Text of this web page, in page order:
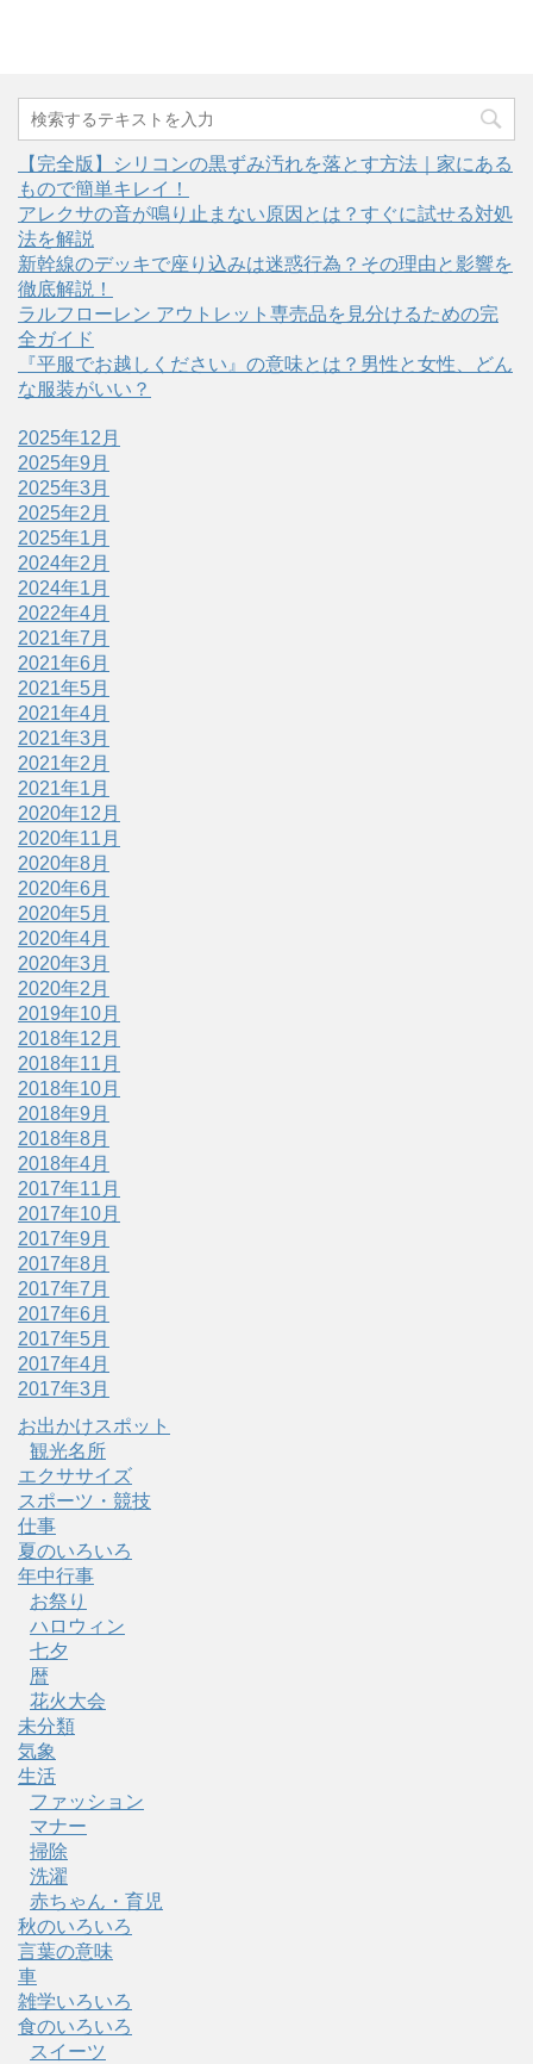
【完全版】シリコンの黒ずみ汚れを落とす方法｜家にある
もので簡単キレイ！
アレクサの音が鳴り止まない原因とは？すぐに試せる対処
法を解説
新幹線のデッキで座り込みは迷惑行為？その理由と影響を
徹底解説！
ラルフローレン アウトレット専売品を見分けるための完
全ガイド
『平服でお越しください』の意味とは？男性と女性、どん
な服装がいい？
2025年12月
2025年9月
2025年3月
2025年2月
2025年1月
2024年2月
2024年1月
2022年4月
2021年7月
2021年6月
2021年5月
2021年4月
2021年3月
2021年2月
2021年1月
2020年12月
2020年11月
2020年8月
2020年6月
2020年5月
2020年4月
2020年3月
2020年2月
2019年10月
2018年12月
2018年11月
2018年10月
2018年9月
2018年8月
2018年4月
2017年11月
2017年10月
2017年9月
2017年8月
2017年7月
2017年6月
2017年5月
2017年4月
2017年3月
お出かけスポット
観光名所
エクササイズ
スポーツ・競技
仕事
夏のいろいろ
年中行事
お祭り
ハロウィン
七夕
暦
花火大会
未分類
気象
生活
ファッション
マナー
掃除
洗濯
赤ちゃん・育児
秋のいろいろ
言葉の意味
車
雑学いろいろ
食のいろいろ
スイーツ